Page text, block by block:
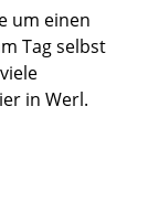
um einen
Tag selbst
in Werl.